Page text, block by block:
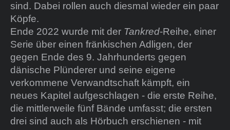
sind. Dabei rollen auch diesmal wieder ein paar
Köpfe.
Ende 2022 wurde mit der Tankred-Reihe, einer
Serie über einen fränkischen Adligen, der
gegen Ende des 9. Jahrhunderts gegen
dänische Plünderer und seine eigene
verkommene Verwandtschaft kämpft, ein
neues Kapitel aufgeschlagen - die erste Reihe,
die mittlerweile fünf Bände umfasst; die ersten
drei sind auch als Hörbuch erschienen - mit